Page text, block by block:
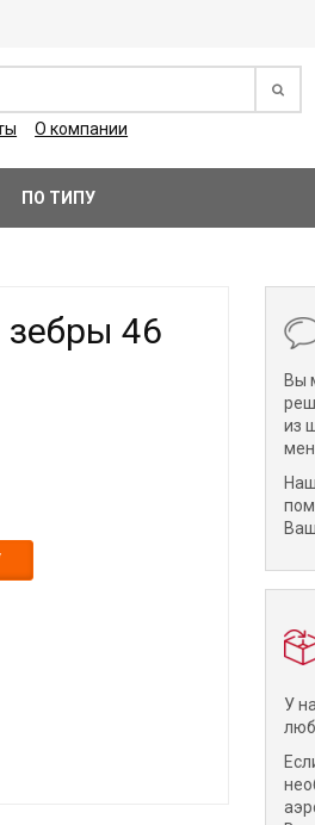
О компании
ПО ТИПУ
46
Вы
из
У